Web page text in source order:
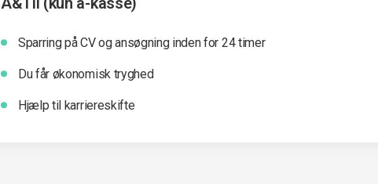
Sparring på CV og ansøgning inden for 24 timer
Du får økonomisk tryghed
Hjælp til karriereskifte